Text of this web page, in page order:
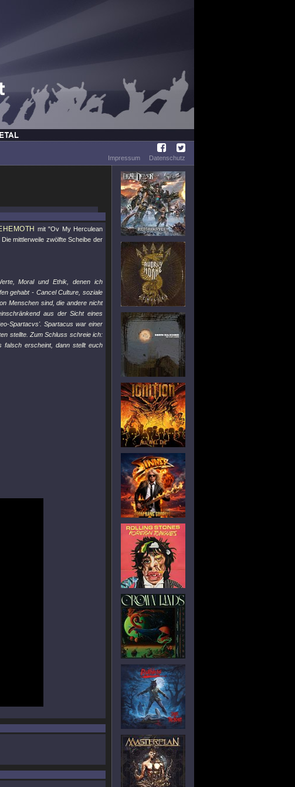
Impressum
Datenschutz
mit"Ov My Herculean
mittlerweile zwölfte Scheibe der
Moral und Ethik, denen ich
gehabt - Cancel Culture, soziale
Menschen sind, die andere nicht
aus der Sicht eines
Spartacvs'. Spartacus war einer
stellte. Zum Schluss schreie ich:
falsch erscheint, dann stellt euch